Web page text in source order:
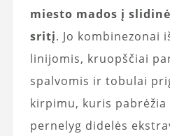
miesto mados į
sritį. Jo kombinezonai
linijomis, kruopščiai
spalvomis ir tobulai
kirpimu, kuris pabrėžia
pernelyg didelės